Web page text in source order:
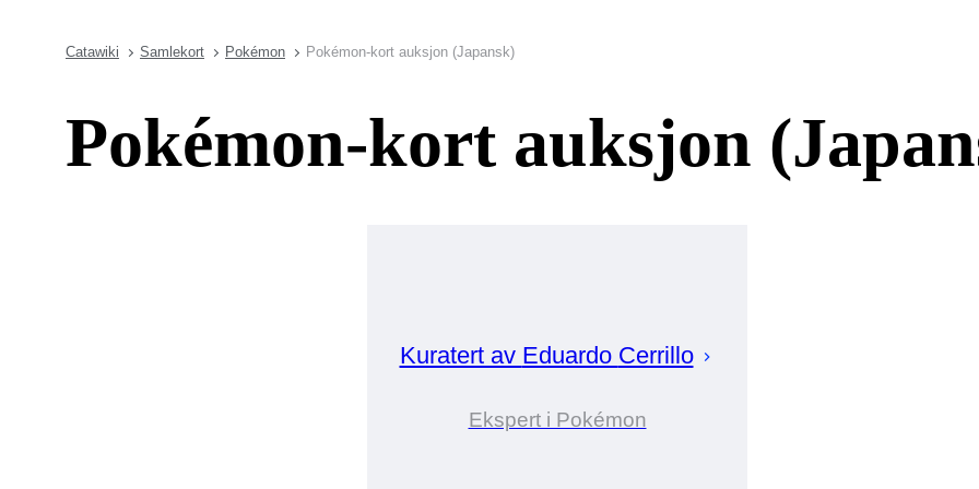
Catawiki Samlekort Pokémon Pokémon-kort auksjon (Japansk)
Pokémon-kort auksjon
Kuratert av Eduardo Cerrillo
Ekspert i Pokémon